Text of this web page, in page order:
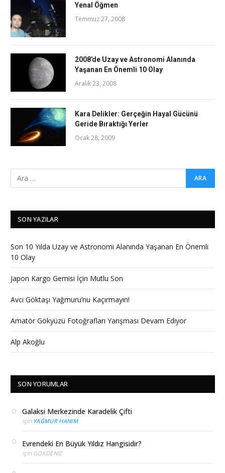
Yenal Öğmen
Temmuz 27, 2008
2008’de Uzay ve Astronomi Alanında
Yaşanan En Önemli 10 Olay
Aralık 23, 2008
Kara Delikler: Gerçeğin Hayal Gücünü
Geride Bıraktığı Yerler
Ocak 28, 2009
SON YAZILAR
Son 10 Yılda Uzay ve Astronomi Alanında Yaşanan En Önemli
10 Olay
Japon Kargo Gemisi İçin Mutlu Son
Avcı Göktaşı Yağmuru’nu Kaçırmayın!
Amatör Gökyüzü Fotoğrafları Yarışması Devam Ediyor
Alp Akoğlu
SON YORUMLAR
Galaksi Merkezinde Karadelik Çifti
için YAĞMUR HANIM
Evrendeki En Büyük Yıldız Hangisidir?
için GÖKDENIZ